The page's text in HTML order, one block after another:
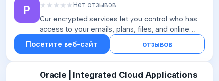
P ★★★★★
★★★★★ Нет отзывов
Our encrypted services let you control who has
access to your emails, plans, files, and online
activity. Free plans are available.
Посетите веб-сайт отзывов
Oracle | Integrated Cloud Applications